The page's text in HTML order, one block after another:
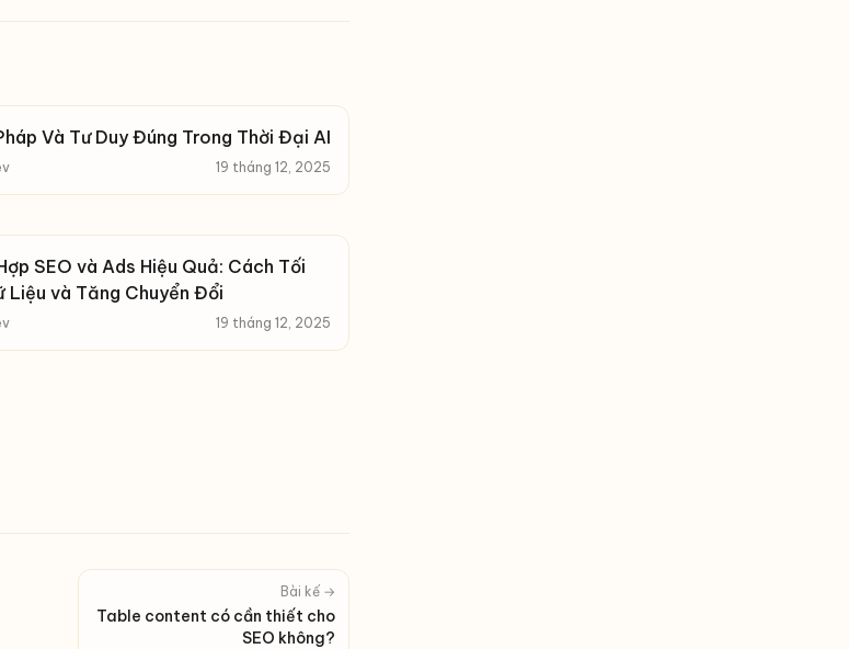
Và Tư Duy Đúng Trong Thời Đại AI
19 tháng 12, 2025
SEO và Ads Hiệu Quả: Cách Tối
Liệu và Tăng Chuyển Đổi
19 tháng 12, 2025
Bài kế →
Table content có cần thiết cho
SEO không?